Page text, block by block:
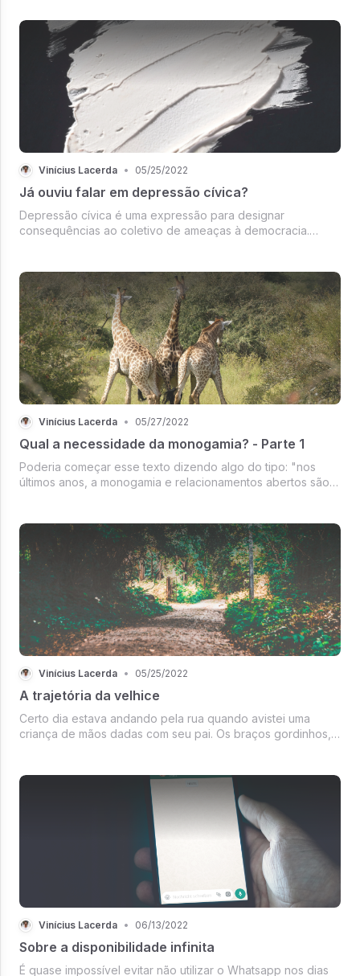
Vinícius Lacerda • 05/25/2022
Já ouviu falar em depressão cívica?
Depressão cívica é uma expressão para designar
consequências ao coletivo de ameaças à democracia.
Vinícius Lacerda • 05/27/2022
Qual a necessidade da monogamia? - Parte 1
Poderia começar esse texto dizendo algo do tipo: "nos
últimos anos, a monogamia e relacionamentos abertos são
de relacionamento...
Vinícius Lacerda • 05/25/2022
A trajetória da velhice
Certo dia estava andando pela rua quando avistei uma
criança de mãos dadas com seu pai. Os braços gordinhos, a
Mas notei al...
Vinícius Lacerda • 06/13/2022
Sobre a disponibilidade infinita
É quase impossível evitar não utilizar o Whatsapp nos dias